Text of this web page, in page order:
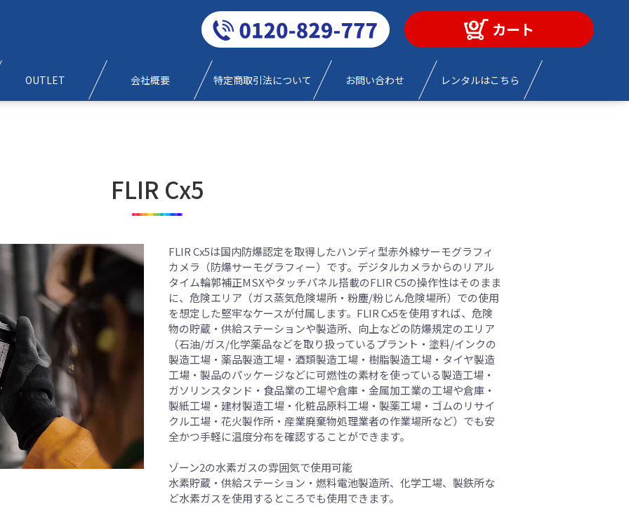
OUTLET 会社概要 特定商取引法について お問い合わせ レンタルはこちら
0120-829-777
カート
FLIR Cx5
FLIR Cx5は国内防爆認定を取得したハンディ型赤外線サーモグラフィ
カメラ（防爆サーモグラフィー）です。デジタルカメラからのリアル
タイム輪郭補正MSXやタッチパネル搭載のFLIR C5の操作性はそのまま
に、危険エリア（ガス蒸気危険場所・粉塵/粉じん危険場所）での使用
を想定した堅牢なケースが付属します。FLIR Cx5を使用すれば、危険
物の貯蔵・供給ステーションや製造所、向上などの防爆規定のエリア
（石油/ガス/化学薬品などを取り扱っているプラント・塗料/インクの
製造工場・薬品製造工場・酒類製造工場・樹脂製造工場・タイヤ製造
工場・製品のパッケージなどに可燃性の素材を使っている製造工場・
ガソリンスタンド・食品業の工場や倉庫・金属加工業の工場や倉庫・
製紙工場・建材製造工場・化粧品原料工場・製薬工場・ゴムのリサイ
クル工場・花火製作所・産業廃棄物処理業者の作業場所など）でも安
全かつ手軽に温度分布を確認することができます。
ゾーン2の水素ガスの雰囲気で使用可能
水素貯蔵・供給ステーション・燃料電池製造所、化学工場、製鉄所な
ど水素ガスを使用するところでも使用できます。